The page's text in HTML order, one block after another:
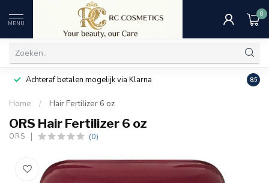
MENU
0
Achteraf betalen mogelijk via Klarna 8.5
Home / Hair Fertilizer 6 oz
ORS Hair Fertilizer 6 oz
ORS (0)